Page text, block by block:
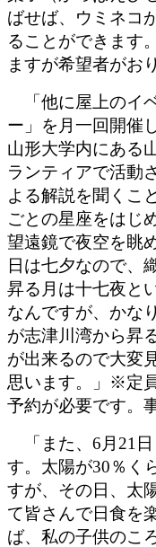
ばせば、ウミネコ
ることができます
ますが希望者がお
「他に屋上のイ
ー」を月一回開催
山形大学内にある
ランティアで活動
よる解説を聞くこ
ごとの星座をはじ
望遠鏡で夜空を眺
日は七夕なので、
昇る月は十七夜と
なんですが、かな
が志津川湾から昇
が出来るので大変
思います。」※定
予約が必要です。
「また、6月21日
す。太陽が30％く
すが、その日、太
て皆さんで日食を
ば、私の子供のこ